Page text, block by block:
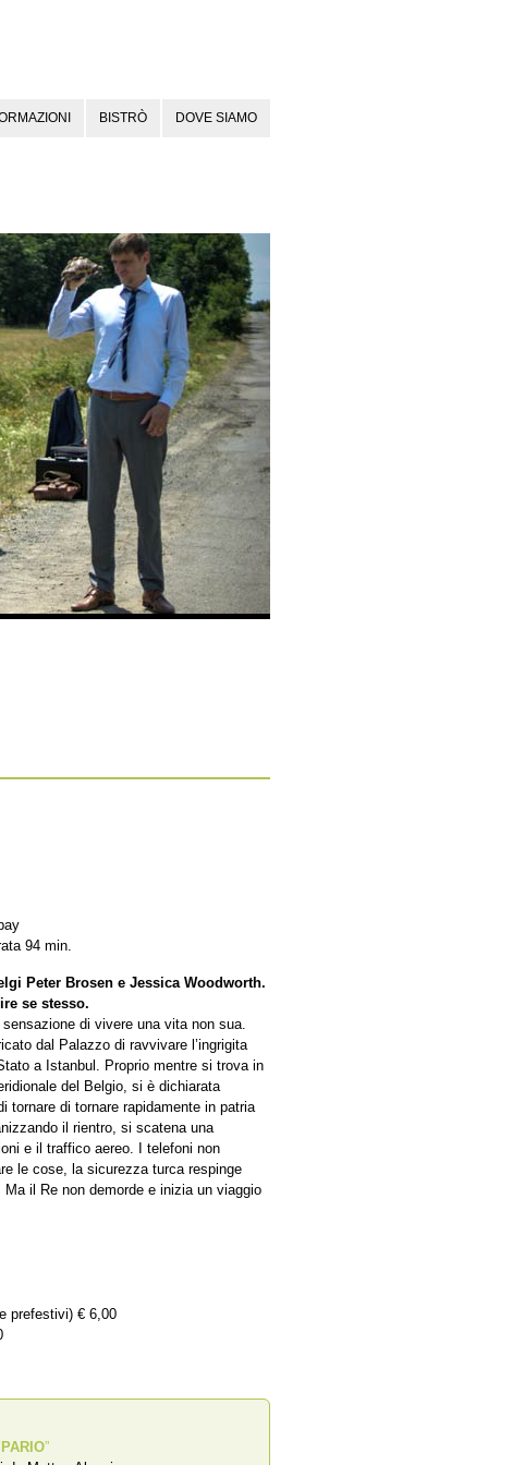
BISTRÒ DOVE SIAMO
94 min.
Peter Brosen e Jessica Woodworth.
se stesso.
di vivere una vita non sua.
dal Palazzo di ravvivare l’ingrigita
a Istanbul. Proprio mentre si trova in
del Belgio, si è dichiarata
tornare di tornare rapidamente in patria
il rientro, si scatena una
e il traffico aereo. I telefoni non
le cose, la sicurezza turca respinge
il Re non demorde e inizia un viaggio
prefestivi) € 6,00
”